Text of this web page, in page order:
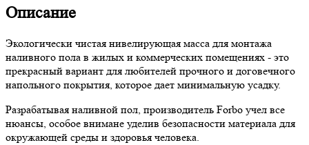
Описание
Экологически чистая нивелирующая масса для монтажа
наливного пола в жилых и коммерческих помещениях - это
прекрасный вариант для любителей прочного и договечного
напольного покрытия, которое дает минимальную усадку.
Разрабатывая наливной пол, производитель Forbo учел все
нюансы, особое внимане уделив безопасности материала для
окружающей среды и здоровья человека.